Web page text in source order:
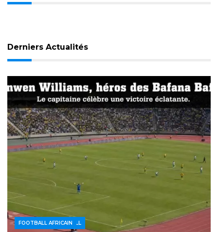
Derniers Actualités
ACTUALITÉS FOOTBALL
FOOTBALL AFRICAIN